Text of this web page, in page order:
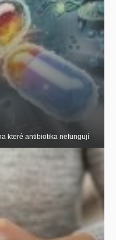
které antibiotika nefungují